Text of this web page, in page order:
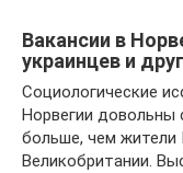
Вакансии в
украинцев и
Социологические
Норвегии довольны
больше, чем жители
Великобритании.